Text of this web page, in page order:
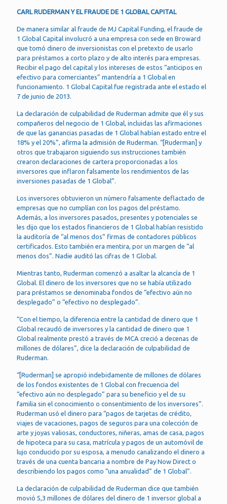
CARL RUDERMAN Y EL FRAUDE DE 1 GLOBAL CAPITAL
De manera similar al fraude de MJ Capital Funding, el fraude de
1 Global Capital involucró a una empresa con sede en Broward
que tomó dinero de inversionistas con el pretexto de usarlo
para préstamos a corto plazo y de alto interés para empresas.
Recibir el pago del capital y los intereses de estos “anticipos en
efectivo para comerciantes” mantendría a 1 Global en
funcionamiento. 1 Global Capital fue registrada ante el estado el
7 de junio de 2013.
La declaración de culpabilidad de Ruderman admite que él y sus
compañeros del negocio de 1 Global, incluidas las afirmaciones
de que las ganancias pasadas de 1 Global habían estado entre el
18% y el 20%”, afirma la admisión de Ruderman. “[Ruderman] y
otros que trabajaron siguiendo sus instrucciones también
crearon declaraciones de cartera proporcionadas a los
inversores que inflaron falsamente los rendimientos de las
inversiones pasadas de 1 Global”.
Los inversores obtuvieron un número falsamente deflactado de
empresas que no cumplían con los pagos del préstamo.
Además, a los inversores pasados, presentes y potenciales se
les dijo que los estados financieros de 1 Global habían resistido
la auditoría de “al menos dos” firmas de contadores públicos
certificados. Esto también era mentira, por un margen de “al
menos dos”. Nadie auditó las cifras de 1 Global.
Mientras tanto, Ruderman comenzó a asaltar la alcancía de 1
Global. El dinero de los inversores que no se había utilizado
para préstamos se denominaba fondos de “efectivo aún no
desplegado” o “efectivo no desplegado”.
“Con el tiempo, la diferencia entre la cantidad de dinero que 1
Global recaudó de inversores y la cantidad de dinero que 1
Global realmente prestó a través de MCA creció a decenas de
millones de dólares”, dice la declaración de culpabilidad de
Ruderman.
“[Ruderman] se apropió indebidamente de millones de dólares
de los fondos existentes de 1 Global con frecuencia del
“efectivo aún no desplegado” para su beneficio y el de su
familia sin el conocimiento o consentimiento de los inversores”.
Ruderman usó el dinero para “pagos de tarjetas de crédito,
viajes de vacaciones, pagos de seguros para una colección de
arte y joyas valiosas, conductores, niñeras, amas de casa, pagos
de hipoteca para su casa, matrícula y pagos de un automóvil de
lujo conducido por su esposa, a menudo canalizando el dinero a
través de una cuenta bancaria a nombre de Pay Now Direct o
describiendo los pagos como “una anualidad” de 1 Global”.
La declaración de culpabilidad de Ruderman dice que también
movió 5,3 millones de dólares del dinero de 1 inversor global a